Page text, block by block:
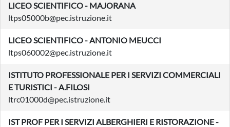
LICEO SCIENTIFICO - MAJORANA
ltps05000b@pec.istruzione.it
LICEO SCIENTIFICO - ANTONIO MEUCCI
ltps060002@pec.istruzione.it
ISTITUTO PROFESSIONALE PER I SERVIZI COMMERCIALI
E TURISTICI - A.FILOSI
ltrc01000d@pec.istruzione.it
IST PROF PER I SERVIZI ALBERGHIERI E RISTORAZIONE -